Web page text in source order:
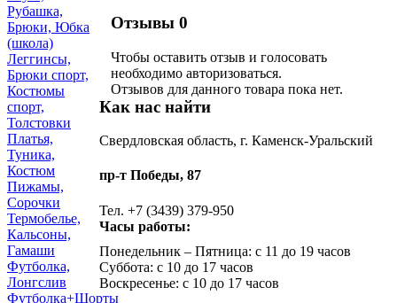
Отзывы 0
Чтобы оcтавить отзыв и голосовать
необходимо авторизоваться.
Отзывов для данного товара пока нет.
Рубашка,
Брюки, Юбка
(школа)
Леггинсы,
Брюки спорт,
Костюмы
спорт,
Толстовки
Платья,
Туника,
Костюм
Пижамы,
Сорочки
Термобелье,
Кальсоны,
Гамаши
Футболка,
Лонгслив
Футболка+Шорты
Как нас найти
Свердловская область, г. Каменск-Уральский
пр-т Победы, 87
Тел. +7 (3439) 379-950
Часы работы:
Понедельник – Пятница: с 11 до 19 часов
Суббота: с 10 до 17 часов
Воскресенье: с 10 до 17 часов